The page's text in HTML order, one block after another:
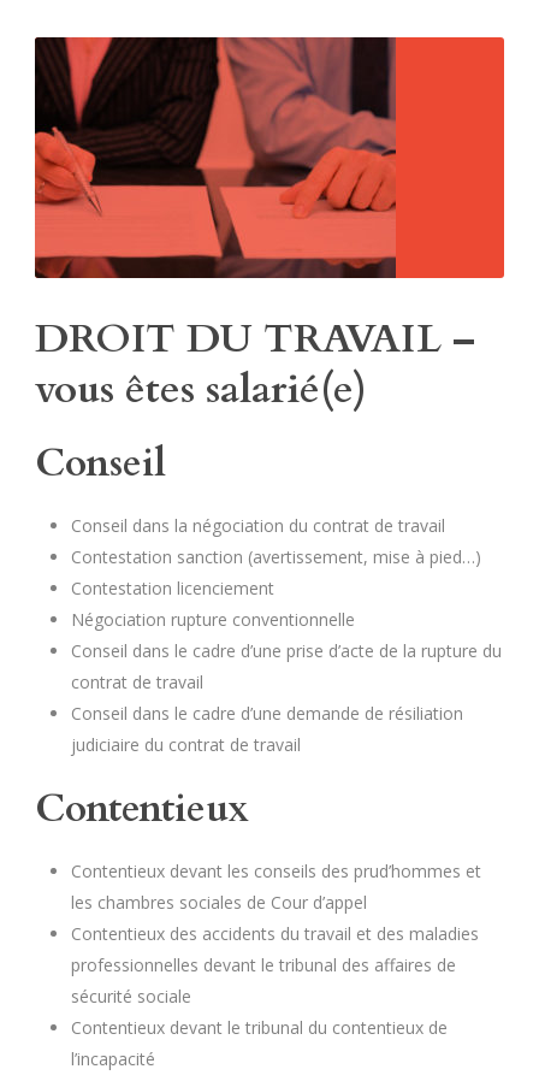
DROIT DU TRAVAIL –
vous êtes salarié(e)
Conseil
Conseil dans la négociation du contrat de travail
Contestation sanction (avertissement, mise à pied…)
Contestation licenciement
Négociation rupture conventionnelle
Conseil dans le cadre d’une prise d’acte de la rupture du
contrat de travail
Conseil dans le cadre d’une demande de résiliation
judiciaire du contrat de travail
Contentieux
Contentieux devant les conseils des prud’hommes et
les chambres sociales de Cour d’appel
Contentieux des accidents du travail et des maladies
professionnelles devant le tribunal des affaires de
sécurité sociale
Contentieux devant le tribunal du contentieux de
l’incapacité